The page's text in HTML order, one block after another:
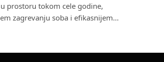
prostoru tokom cele godine,
zagrevanju soba i efikasnijem…